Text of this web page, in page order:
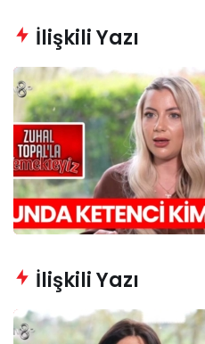
İlişkili Yazı
İlişkili Yazı